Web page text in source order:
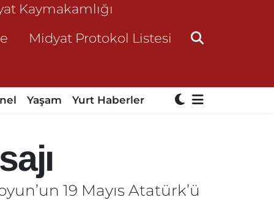
Kaymakamlığı
Midyat Protokol Listesi
Yaşam Yurt Haberler
19 Mayıs Atatürk’ü